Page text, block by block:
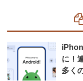
に！
多く